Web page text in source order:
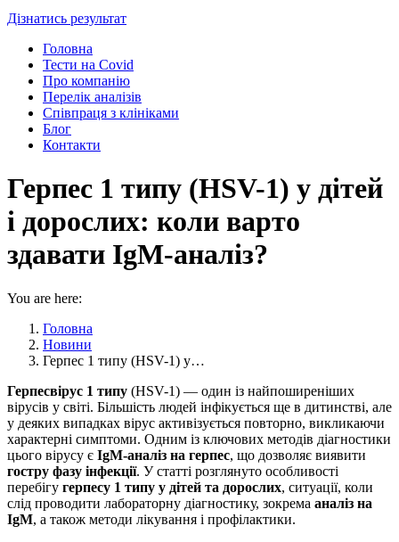
Дізнатись результат
Головна
Тести на Covid
Про компанію
Перелік аналізів
Співпраця з клініками
Блог
Контакти
Герпес 1 типу (HSV-1) у дітей
і дорослих: коли варто
здавати IgM-аналіз?
You are here:
Головна
Новини
Герпес 1 типу (HSV-1) у…
Герпесвірус 1 типу (HSV-1) — один із найпоширеніших
вірусів у світі. Більшість людей інфікується ще в дитинстві, але
у деяких випадках вірус активізується повторно, викликаючи
характерні симптоми. Одним із ключових методів діагностики
цього вірусу є IgM-аналіз на герпес, що дозволяє виявити
гостру фазу інфекції. У статті розглянуто особливості
перебігу герпесу 1 типу у дітей та дорослих, ситуації, коли
слід проводити лабораторну діагностику, зокрема аналіз на
IgM, а також методи лікування і профілактики.